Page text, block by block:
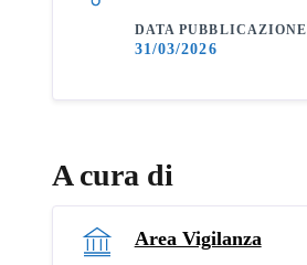
DATA PUBBLICAZIONE
31/03/2026
A cura di
Area Vigilanza